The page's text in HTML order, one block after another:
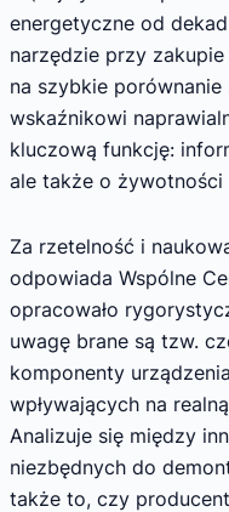
energetyczne od
narzędzie przy
na szybkie
wskaźnikowi
kluczową funkcję:
ale także o żywotności
Za rzetelność i
odpowiada Wspólne
opracowało
uwagę brane są tzw.
komponenty
wpływających na
Analizuje się między
niezbędnych do
także to, czy